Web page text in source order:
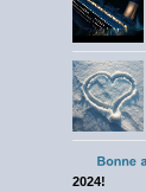
2024!